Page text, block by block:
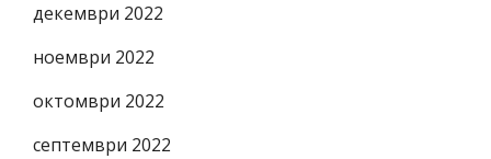
декември 2022
ноември 2022
октомври 2022
септември 2022